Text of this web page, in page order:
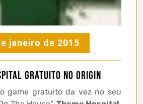
janeiro de 2015
gratuito no Origin
game gratuito da vez no seu